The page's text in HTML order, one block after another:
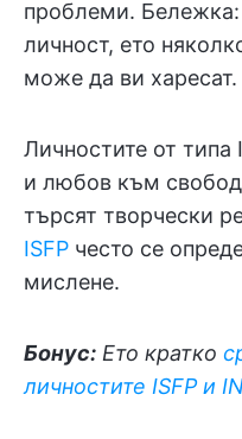
проблеми. Бележка:
личност, ето
може да ви харесат.
Личностите от типа
и любов към
търсят творчески
ISFP често се
мислене.
Бонус: Ето кратко
личностите ISFP и